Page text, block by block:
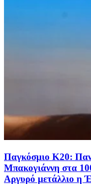
Παγκόσμιο Κ20:
Μπακογιάννη στα
Αργυρό μετάλλιο η